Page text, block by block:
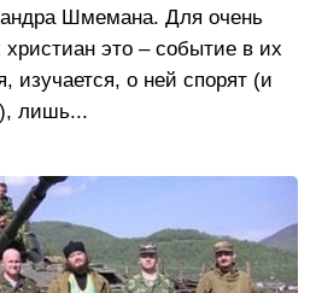
Шмемана. Для очень
это – событие в их
изучается, о ней спорят (и
лишь...